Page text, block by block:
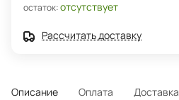
остаток:отсутствует
Рассчитать доставку
Описание Оплата Доставка